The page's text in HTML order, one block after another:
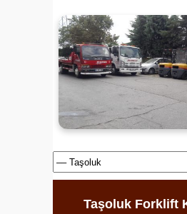
Taşoluk Forklift